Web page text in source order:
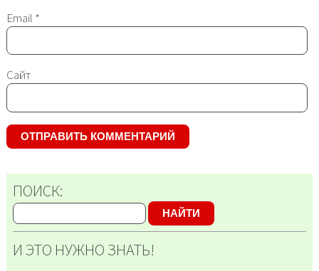
Email *
Сайт
ПОИСК:
НАЙТИ
И ЭТО НУЖНО ЗНАТЬ!